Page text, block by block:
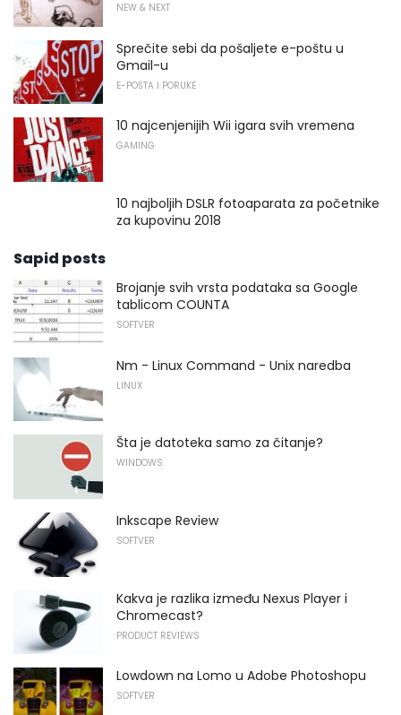
NEW & NEXT
Sprečite sebi da pošaljete e-poštu u
Gmail-u
E-POŠTA I PORUKE
10 najcenjenijih Wii igara svih vremena
GAMING
10 najboljih DSLR fotoaparata za početnike
za kupovinu 2018
Sapid posts
Brojanje svih vrsta podataka sa Google
tablicom COUNTA
SOFTVER
Nm - Linux Command - Unix naredba
LINUX
Šta je datoteka samo za čitanje?
WINDOWS
Inkscape Review
SOFTVER
Kakva je razlika između Nexus Player i
Chromecast?
PRODUCT REVIEWS
Lowdown na Lomo u Adobe Photoshopu
SOFTVER